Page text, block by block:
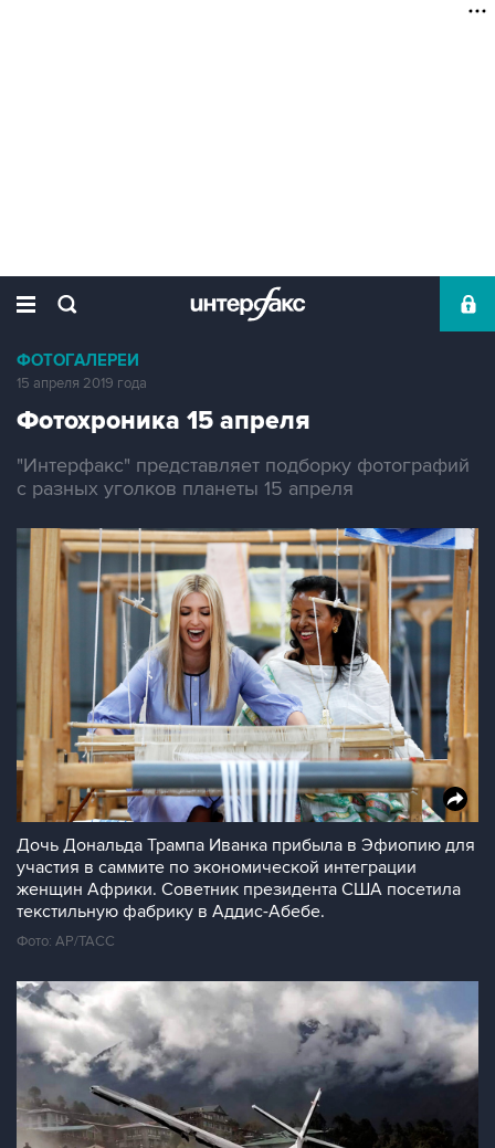
ФОТОГАЛЕРЕИ
15 апреля 2019 года
Фотохроника 15 апреля
"Интерфакс" представляет подборку фотографий
с разных уголков планеты 15 апреля
Дочь Дональда Трампа Иванка прибыла в Эфиопию для
участия в саммите по экономической интеграции
женщин Африки. Советник президента США посетила
текстильную фабрику в Аддис-Абебе.
Фото: AP/ТАСС